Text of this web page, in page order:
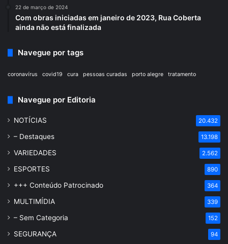
22 de março de 2024
Com obras iniciadas em janeiro de 2023, Rua Coberta
ainda não está finalizada
Navegue por tags
coronavírus covid19 cura pessoas curadas porto alegre tratamento
Navegue por Editoria
NOTÍCIAS 20.432
– Destaques 13.198
VARIEDADES 2.562
ESPORTES 890
+++ Conteúdo Patrocinado 364
MULTIMÍDIA 339
– Sem Categoria 152
SEGURANÇA 94